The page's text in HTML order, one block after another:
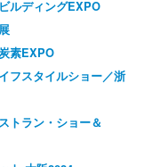
ルディングEXPO
素EXPO
フスタイルショー／浙
トラン・ショー＆